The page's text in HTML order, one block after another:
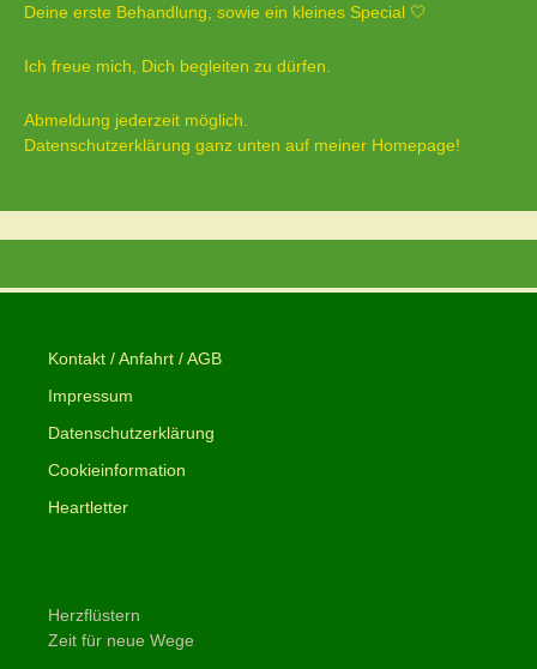
Deine erste Behandlung, sowie ein kleines Special 🤍
Ich freue mich, Dich begleiten zu dürfen.
Abmeldung jederzeit möglich.
Datenschutzerklärung ganz unten auf meiner Homepage!
Kontakt / Anfahrt / AGB
Impressum
Datenschutzerklärung
Cookieinformation
Heartletter
Herzflüstern
Zeit für neue Wege